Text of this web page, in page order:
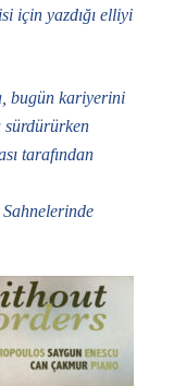
için yazdığı elliyi
bugün kariyerini
sürdürürken
tarafından